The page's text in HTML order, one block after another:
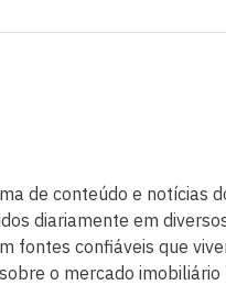
de conteúdo e notícias
diariamente em
fontes confiáveis que
o mercado imobiliário